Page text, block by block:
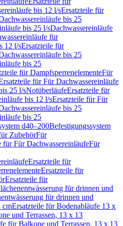
bis 12 l/sErsatzteile für
bis 25
bis 25 l/sDachwassereinläufe
für
12 l/sErsatzteile für
bis 25
bis 25
für DampfsperrenelementeFür
für Für Dachwassereinläufe
25 l/sNotüberläufeErsatzteile für
bis 12 l/sErsatzteile für Für
bis 25
bis 25
d40–200Befestigungssystem
ZubehörFür
für Für DachwassereinläufeFür
Ersatzteile für
Ersatzteile für
Ersatzteile für
für drinnen und
für drinnen und
cmErsatzteile für Bodenabläufe 13 x
und Terrassen, 13 x 13
für Balkone und Terrassen, 13 x 13